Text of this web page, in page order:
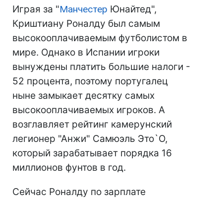
Играя за "Манчестер Юнайтед",
Криштиану Роналду был самым
высокооплачиваемым футболистом в
мире. Однако в Испании игроки
вынуждены платить большие налоги -
52 процента, поэтому португалец
ныне замыкает десятку самых
высокооплачиваемых игроков. А
возглавляет рейтинг камерунский
легионер "Анжи" Самюэль Это`О,
который зарабатывает порядка 16
миллионов фунтов в год.
Сейчас Роналду по зарплате